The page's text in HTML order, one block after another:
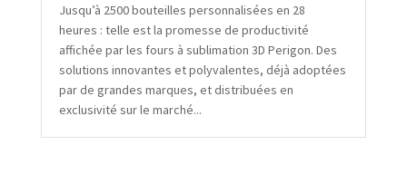
Jusqu’à 2500 bouteilles personnalisées en 28
heures : telle est la promesse de productivité
affichée par les fours à sublimation 3D Perigon. Des
solutions innovantes et polyvalentes, déjà adoptées
par de grandes marques, et distribuées en
exclusivité sur le marché...